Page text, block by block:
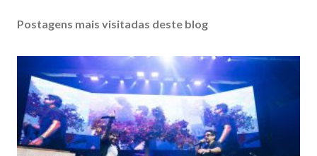
Postagens mais visitadas deste blog